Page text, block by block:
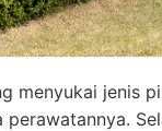
menyukai jenis
perawatannya.